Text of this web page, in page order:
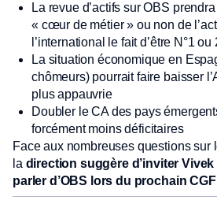
La revue d’actifs sur OBS
« cœur de métier » ou non de
l’international le fait d’être N°1
La situation économique en
chômeurs) pourrait faire baisser
plus appauvrie
Doubler le CA des pays
forcément moins déficitaires
Face aux nombreuses questions sur
la direction suggère d’inviter
parler d’OBS lors du prochain CGF